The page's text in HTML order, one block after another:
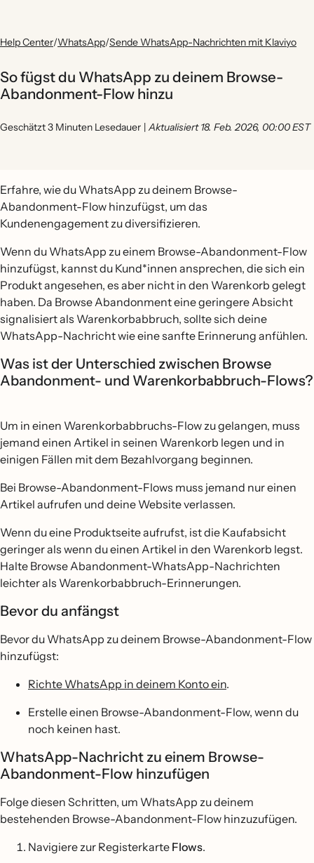
Help Center/WhatsApp/Sende WhatsApp-Nachrichten mit Klaviyo
So fügst du WhatsApp zu deinem Browse-
Abandonment-Flow hinzu
Geschätzt 3 Minuten Lesedauer | Aktualisiert 18. Feb. 2026, 00:00 EST
Erfahre, wie du WhatsApp zu deinem Browse-
Abandonment-Flow hinzufügst, um das
Kundenengagement zu diversifizieren.
Wenn du WhatsApp zu einem Browse-Abandonment-Flow
hinzufügst, kannst du Kund*innen ansprechen, die sich ein
Produkt angesehen, es aber nicht in den Warenkorb gelegt
haben. Da Browse Abandonment eine geringere Absicht
signalisiert als Warenkorbabbruch, sollte sich deine
WhatsApp-Nachricht wie eine sanfte Erinnerung anfühlen.
Was ist der Unterschied zwischen Browse
Abandonment- und Warenkorbabbruch-Flows?
Um in einen Warenkorbabbruchs-Flow zu gelangen, muss
jemand einen Artikel in seinen Warenkorb legen und in
einigen Fällen mit dem Bezahlvorgang beginnen.
Bei Browse-Abandonment-Flows muss jemand nur einen
Artikel aufrufen und deine Website verlassen.
Wenn du eine Produktseite aufrufst, ist die Kaufabsicht
geringer als wenn du einen Artikel in den Warenkorb legst.
Halte Browse Abandonment-WhatsApp-Nachrichten
leichter als Warenkorbabbruch-Erinnerungen.
Bevor du anfängst
Bevor du WhatsApp zu deinem Browse-Abandonment-Flow
hinzufügst:
Richte WhatsApp in deinem Konto ein.
Erstelle einen Browse-Abandonment-Flow, wenn du
noch keinen hast.
WhatsApp-Nachricht zu einem Browse-
Abandonment-Flow hinzufügen
Folge diesen Schritten, um WhatsApp zu deinem
bestehenden Browse-Abandonment-Flow hinzuzufügen.
Navigiere zur Registerkarte Flows.